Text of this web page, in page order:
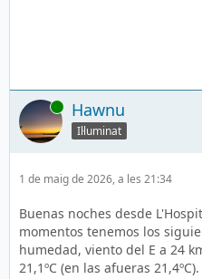
En línia Hawnu
Il·luminat
1 de maig de 2026, a les 21:34
Buenas noches desde
momentos tenemos los
humedad, viento del E a 24
21,1ºC (en las afueras 21,4ºC).